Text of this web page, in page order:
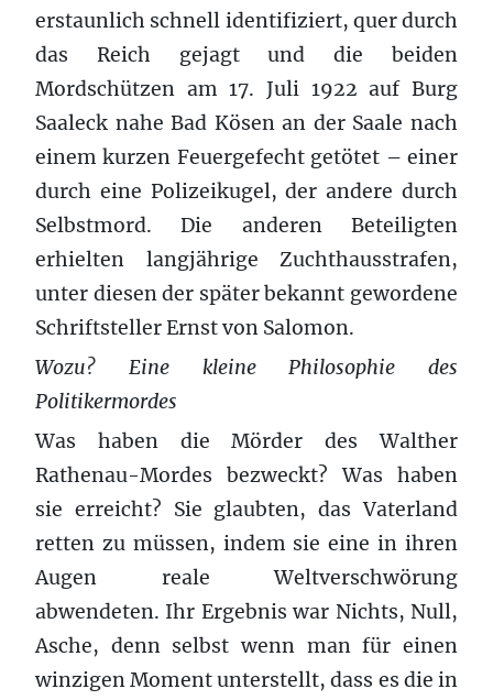
erstaunlich schnell identifiziert, quer durch
das Reich gejagt und die beiden
Mordschützen am 17. Juli 1922 auf Burg
Saaleck nahe Bad Kösen an der Saale nach
einem kurzen Feuergefecht getötet – einer
durch eine Polizeikugel, der andere durch
Selbstmord. Die anderen Beteiligten
erhielten langjährige Zuchthausstrafen,
unter diesen der später bekannt gewordene
Schriftsteller Ernst von Salomon.
Wozu? Eine kleine Philosophie des
Politikermordes
Was haben die Mörder des Walther
Rathenau-Mordes bezweckt? Was haben
sie erreicht? Sie glaubten, das Vaterland
retten zu müssen, indem sie eine in ihren
Augen reale Weltverschwörung
abwendeten. Ihr Ergebnis war Nichts, Null,
Asche, denn selbst wenn man für einen
winzigen Moment unterstellt, dass es die in